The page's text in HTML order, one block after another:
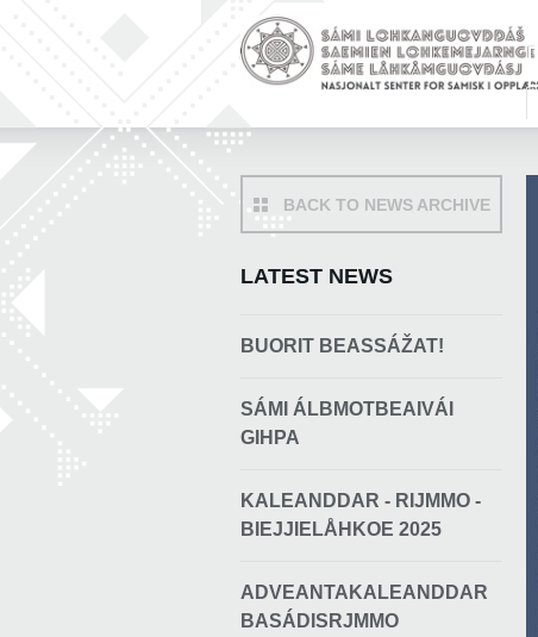
BACK TO NEWS ARCHIVE
LATEST NEWS
BUORIT BEASSÁŽAT!
SÁMI ÁLBMOTBEAIVÁI
GIHPA
KALEANDDAR - RIJMMO -
BIEJJIELÅHKOE 2025
ADVEANTAKALEANDDAR
BASÁDISRJMMO